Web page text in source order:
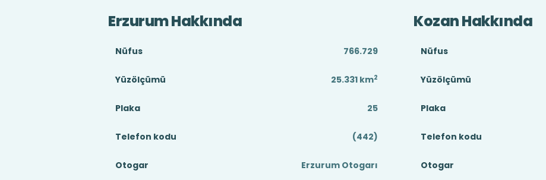
Erzurum Hakkında
Nüfus 766.729
Yüzölçümü 25.331 km2
Plaka 25
Telefon kodu (442)
Otogar Erzurum Otogarı
Kozan Hakkında
Nüfus
Yüzölçümü
Plaka
Telefon kodu
Otogar